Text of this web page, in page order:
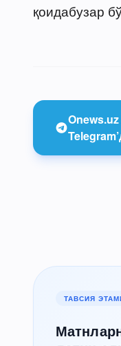
қоидабузар
ТАВСИЯ